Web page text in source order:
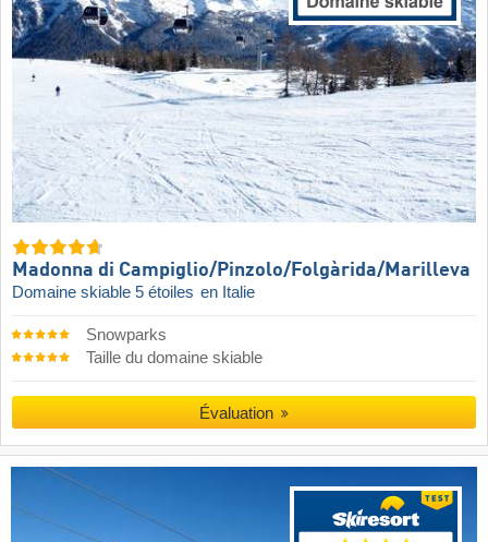
Madonna di Campiglio/​Pinzolo/​Folgàrida/​Marilleva
Domaine skiable 5 étoiles en Italie
Snowparks
Taille du domaine skiable
Évaluation